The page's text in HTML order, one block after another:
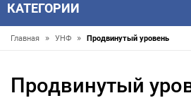
КАТЕГОРИИ
Главная » УНФ » Продвинутый уровень
Продвинутый